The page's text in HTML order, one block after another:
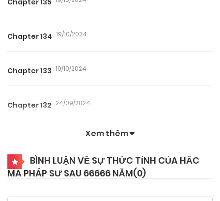
Chapter 134 19/10/2024
Chapter 133 19/10/2024
Chapter 132 24/09/2024
24/09/2024
Chapter 130 24/09/2024
Xem thêm
BÌNH LUẬN VỀ SỰ THỨC TỈNH CỦA HẮC
MA PHÁP SƯ SAU 66666 NĂM(0)